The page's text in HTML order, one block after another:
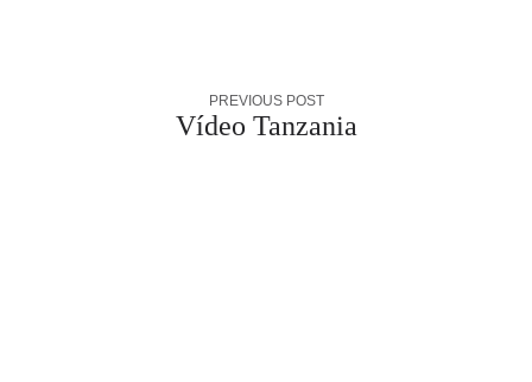
PREVIOUS POST
Vídeo Tanzania